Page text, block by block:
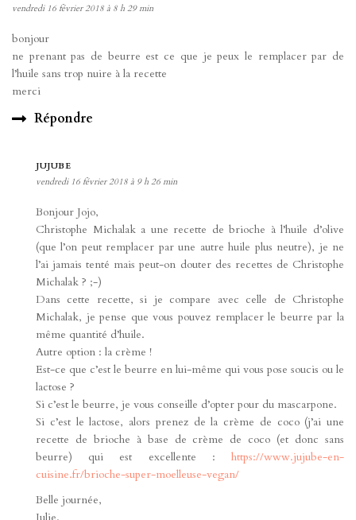
vendredi 16 février 2018 à 8 h 29 min
bonjour
ne prenant pas de beurre est ce que je peux le remplacer par de
l’huile sans trop nuire à la recette
merci
Répondre
JUJUBE
vendredi 16 février 2018 à 9 h 26 min
Bonjour Jojo,
Christophe Michalak a une recette de brioche à l’huile d’olive
(que l’on peut remplacer par une autre huile plus neutre), je ne
l’ai jamais tenté mais peut-on douter des recettes de Christophe
Michalak ? ;-)
Dans cette recette, si je compare avec celle de Christophe
Michalak, je pense que vous pouvez remplacer le beurre par la
même quantité d’huile.
Autre option : la crème !
Est-ce que c’est le beurre en lui-même qui vous pose soucis ou le
lactose ?
Si c’est le beurre, je vous conseille d’opter pour du mascarpone.
Si c’est le lactose, alors prenez de la crème de coco (j’ai une
recette de brioche à base de crème de coco (et donc sans
beurre) qui est excellente : https://www.jujube-en-
cuisine.fr/brioche-super-moelleuse-vegan/
Belle journée,